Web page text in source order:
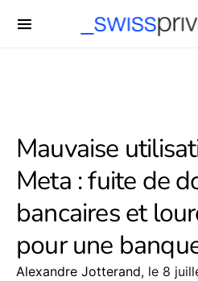
Mauvaise
Meta : fuite de
bancaires et
pour une
Alexandre Jotterand, le 8